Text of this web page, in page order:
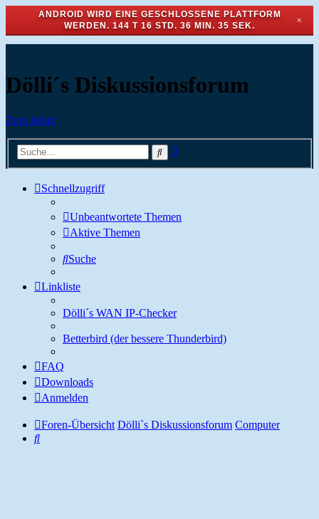
ANDROID WIRD EINE GESCHLOSSENE PLATTFORM
WERDEN. 144 T 16 STD. 36 MIN. 35 SEK.
✕
Dölli´s Diskussionsforum
Zum Inhalt
Suche
Schnellzugriff
Unbeantwortete Themen
Aktive Themen
Suche
Linkliste
Dölli´s WAN IP-Checker
Betterbird (der bessere Thunderbird)
FAQ
Downloads
Anmelden
Foren-Übersicht Dölli`s Diskussionsforum Computer
Suche